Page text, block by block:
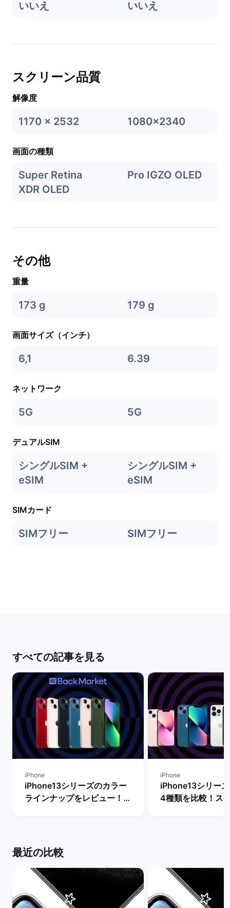
いいえ いいえ
スクリーン品質
解像度
1170 x 2532 1080x2340
画面の種類
Super Retina
XDR OLED
Pro IGZO OLED
その他
重量
173 g 179 g
画面サイズ（インチ）
6,1 6.39
ネットワーク
5G 5G
デュアルSIM
シングルSIM +
eSIM
シングルSIM +
eSIM
SIMカード
SIMフリー SIMフリー
すべての記事を見る
iPhone
iPhone13シリーズのカラー
ラインナップをレビュー！
iPhone
iPhone13シリー
4種類を比較！ス
最近の比較